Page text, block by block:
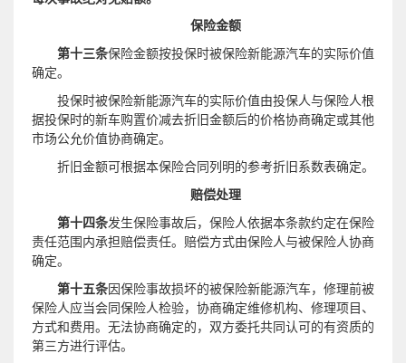
保险金额
第十三条保险金额按投保时被保险新能源汽车的实际价值
确定。
投保时被保险新能源汽车的实际价值由投保人与保险人根
据投保时的新车购置价减去折旧金额后的价格协商确定或其他
市场公允价值协商确定。
折旧金额 可 根据本保险合同列明的参考折旧系数表确定。
赔偿处理
第十四条发生保险事故后，保险人依据本条款约定在保险
责任范围内承担赔偿责任。赔偿方式由保险人与被保险人协商
确定。
第十五条 因保险事故损坏的被保险新能源汽车，修理前被
保险人应当会同保险人检验，协商确定维修机构、修理项目、
方式和费用。无法协商确定的，双方委托共同认可的有资质的
第三方进行评估。